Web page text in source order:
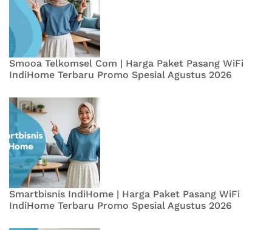
Smooa Telkomsel Com | Harga Paket Pasang WiFi
IndiHome Terbaru Promo Spesial Agustus 2026
Smartbisnis IndiHome | Harga Paket Pasang WiFi
IndiHome Terbaru Promo Spesial Agustus 2026